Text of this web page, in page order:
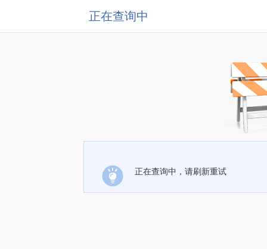
正在查询中
正在查询中，请刷新重试